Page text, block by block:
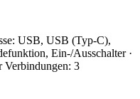
USB, USB (Typ-C),
Ein-/Ausschalter ·
Verbindungen: 3